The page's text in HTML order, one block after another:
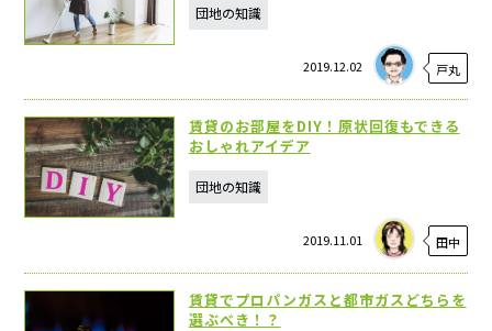
団地の知識
戸丸
2019.12.02
賃貸のお部屋をDIY！原状回復もできる
おしゃれアイデア
団地の知識
田中
2019.11.01
賃貸でプロパンガスと都市ガスどちらを
選ぶべき！？